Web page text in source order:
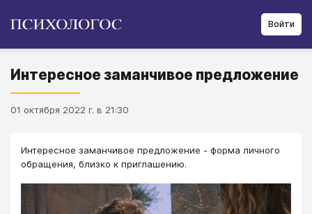
Войти
Интересное заманчивое предложение
01 октября 2022 г. в 21:30
Интересное заманчивое предложение - форма личного
обращения, близко к приглашению.